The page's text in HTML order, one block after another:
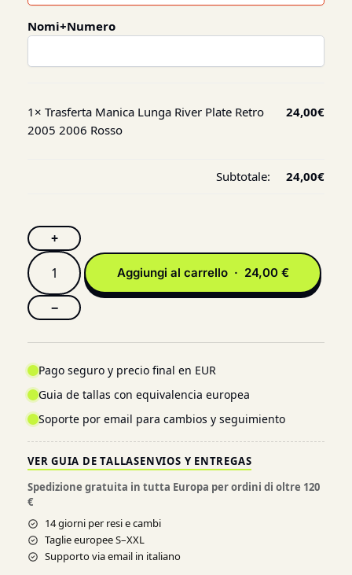
Nomi+Numero
1× Trasferta Manica Lunga River Plate Retro
2005 2006 Rosso
24,00€
Subtotale: 24,00€
+
−
Aggiungi al carrello · 24,00 €
Pago seguro y precio final en EUR
Guia de tallas con equivalencia europea
Soporte por email para cambios y seguimiento
VER GUIA DE TALLASENVIOS Y ENTREGAS
Spedizione gratuita in tutta Europa per ordini di oltre 120
€
14 giorni per resi e cambi
Taglie europee S–XXL
Supporto via email in italiano